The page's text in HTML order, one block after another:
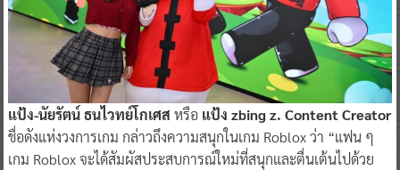
แป้ง-นัยรัตน์ ธนไวทย์โกเศส หรือ แป้ง zbing z. Content Creator
ชื่อดังแห่งวงการเกม กล่าวถึงความสนุกในเกม Roblox ว่า “แฟน ๆ
เกม Roblox จะได้สัมผัสประสบการณ์ใหม่ที่สนุกและตื่นเต้นไปด้วย